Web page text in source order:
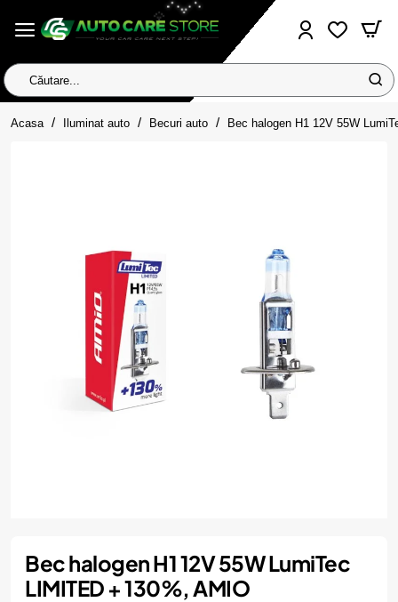
Căutare...
Acasa homeIluminat auto Becuri auto Bec halogen H1 12V 55W
Bec halogen H1 12V 55W LumiTec
LIMITED + 130%, AMIO